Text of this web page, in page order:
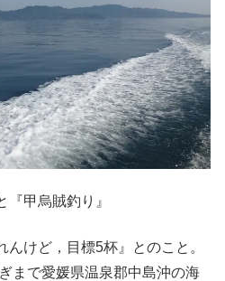
甲烏賊釣り』
けど，目標5杯』とのこと。
まで愛媛県温泉郡中島沖の海